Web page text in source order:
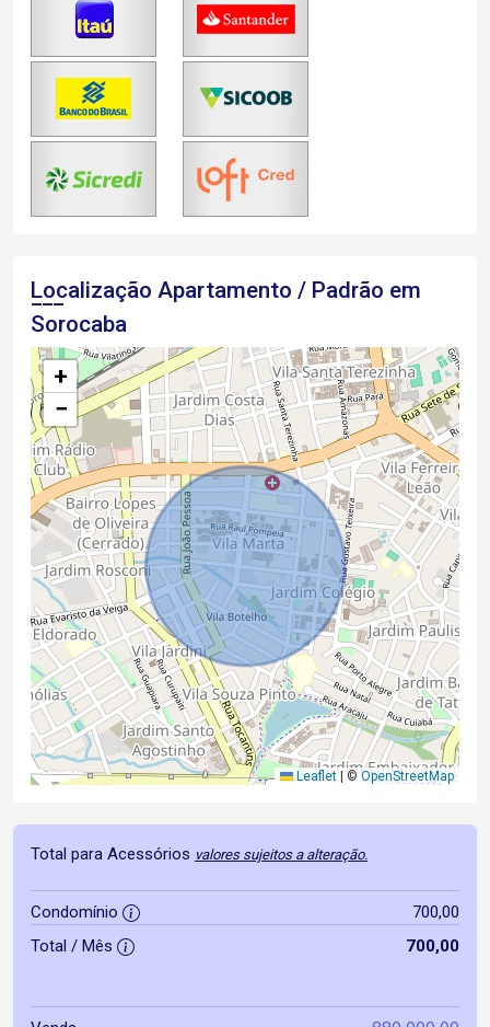
Localização Apartamento / Padrão em
Sorocaba
+
−
Leaflet | © OpenStreetMap
Total para Acessórios valores sujeitos a alteração.
Condomínio
700,00
Total / Mês
700,00